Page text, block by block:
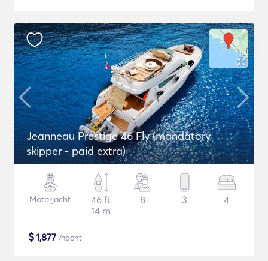
Jeanneau Prestige 46 Fly (mandatory
skipper - paid extra)
Motorjacht
46 ft
14 m
8 3 4
$1,877 /nacht